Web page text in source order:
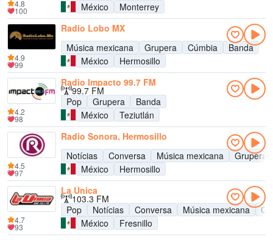
México
Monterrey
4.8
100
Radio Lobo MX
Música mexicana
Grupera Cúmbia
Banda
México
Hermosillo
4.9
99
Radio Impacto 99.7 FM
99.7 FM
Pop
Grupera
Banda
México
Teziutlán
4.2
98
Radio Sonora, Hermosillo
Notícias
Conversa Música mexicana
Grupera
México
Hermosillo
4.5
97
La Única
103.3 FM
Pop
Notícias Conversa Música mexicana
México
Fresnillo
4.7
93